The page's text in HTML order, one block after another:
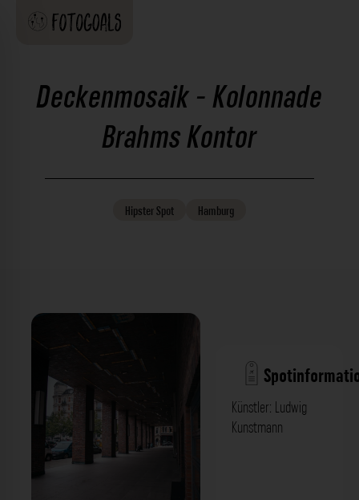
Deckenmosaik - Kolonnade
Brahms Kontor
HipsterSpot Hamburg
Künstler: Ludwig
Kunstmann